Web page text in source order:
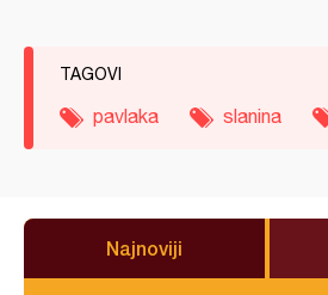
TAGOVI
pavlaka slanina
Najnoviji